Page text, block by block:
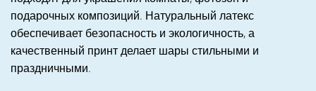
подарочных композиций. Натуральный латекс
обеспечивает безопасность и экологичность, а
качественный принт делает шары стильными и
праздничными.